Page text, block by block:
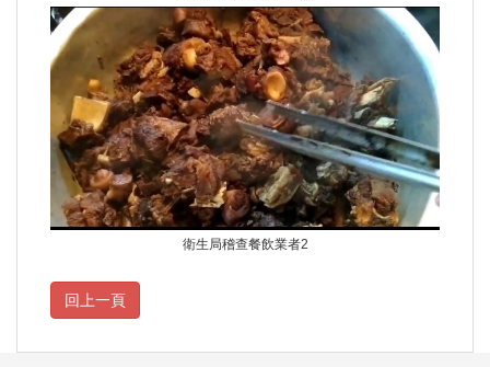
衛生局稽查餐飲業者2